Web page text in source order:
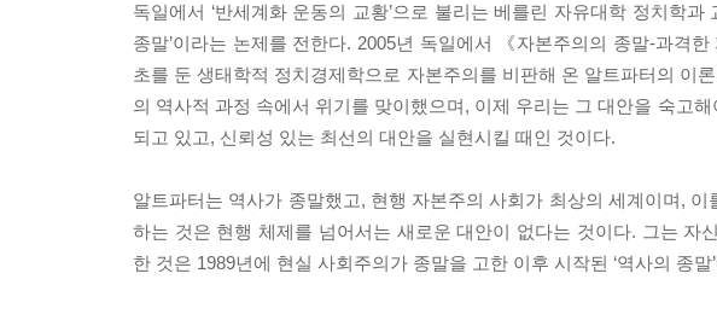
독일에서 ‘반세계화 운동의 교황’으로 불리는 베를린 자유대학 정치학
종말’이라는 논제를 전한다. 2005년 독일에서 《자본주의의 종말-과격
초를 둔 생태학적 정치경제학으로 자본주의를 비판해 온 알트파터의 이
의 역사적 과정 속에서 위기를 맞이했으며, 이제 우리는 그 대안을 숙고
되고 있고, 신뢰성 있는 최선의 대안을 실현시킬 때인 것이다.
알트파터는 역사가 종말했고, 현행 자본주의 사회가 최상의 세계이며,
하는 것은 현행 체제를 넘어서는 새로운 대안이 없다는 것이다. 그는 자
한 것은 1989년에 현실 사회주의가 종말을 고한 이후 시작된 ‘역사의 종